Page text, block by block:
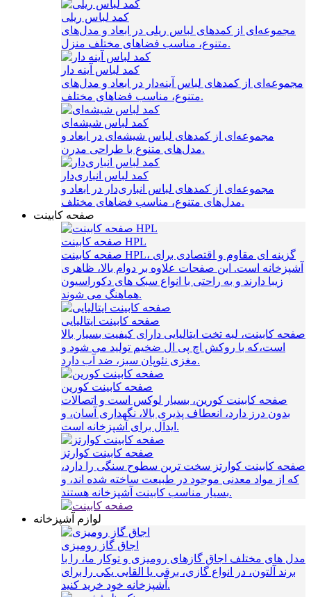
کمد لباس ریلی
مجموعه‌ای از کمدهای لباس ریلی در ابعاد و مدل‌های
متنوع، مناسب فضاهای مختلف منزل.
کمد لباس آینه دار
مجموعه‌ای از کمدهای لباس آینه‌دار در ابعاد و مدل‌های
متنوع، مناسب فضاهای مختلف.
کمد لباس شیشه‌ای
مجموعه‌ای از کمدهای لباس شیشه‌ای در ابعاد و
مدل‌های متنوع با طراحی مدرن.
کمد لباس انباری‌دار
مجموعه‌ای از کمدهای لباس انباری‌دار در ابعاد و
مدل‌های متنوع، مناسب فضاهای مختلف.
صفحه کابینت
صفحه کابینت HPL
صفحه کابینت HPL، گزینه‌ ای مقاوم و اقتصادی برای
آشپزخانه است. این صفحات علاوه بر دوام بالا، ظاهری
زیبا دارند و به راحتی با انواع سبک‌ های دکوراسیون
هماهنگ می‌ شوند.
صفحه کابینت ایتالیایی
صفحه کابینت، لبه تخت ایتالیایی دارای کیفیت بسیار بالا
است،که با روکش اچ پی ال ضخیم تولید می شود و
مغزی نئوپان سبز، ضد آب دارد.
صفحه کابینت کورین
صفحه کابینت کورین، بسیار لوکس است و اتصالات
بدون درز دارد، انعطاف پذیری بالا، نگهداری آسان، و
ایدآل برای آشپزخانه است.
صفحه کابینت کوارتز
صفحه کابینت کوارتز سخت ترین سطوح سنگی را دارد،
که از مواد معدنی موجود در طبیعت ساخته شده اند، و
بسیار مناسب کابینت آشپزخانه هستند.
لوازم آشپزخانه
اجاق گاز رومیزی
مدل های مختلف اجاق گازهای رومیزی و توکار ما، را با
برند آلتون، در انواع گازی، برقی یا القایی یکی را برای
آشپزخانه خود خرید کنید.